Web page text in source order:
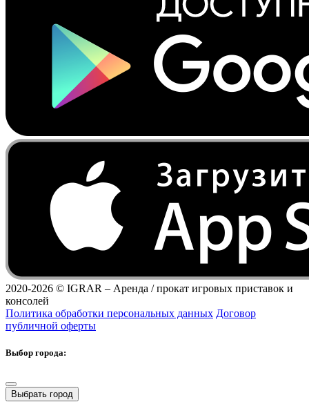
2020-2026 © IGRAR – Аренда / прокат игровых приставок и
консолей
Политика обработки персональных данных Договор
публичной оферты
Выбор города:
Выбрать город